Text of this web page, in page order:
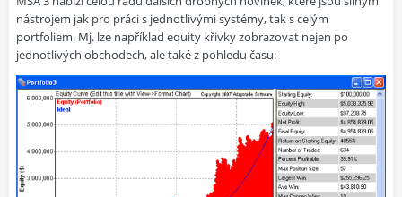
nástrojem jak pro práci s jednotlivými systémy, tak s celým
portfoliem. Mj. lze například equity křivky zobrazovat nejen po
jednotlivých obchodech, ale také z pohledu času: